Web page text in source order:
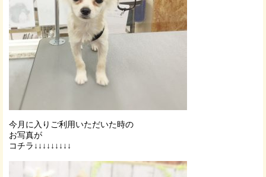
今月に入りご利用いただいた時の
お写真が
コチラ↓↓↓↓↓↓↓↓↓